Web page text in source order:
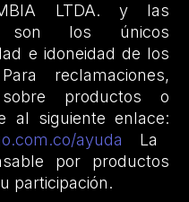
LTDA. y las
son los únicos
e idoneidad de los
reclamaciones,
productos o
al siguiente enlace:
ayuda
La
por productos
participación.